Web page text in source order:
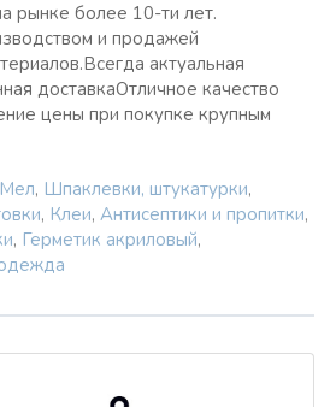
рынке более 10-ти лет.
и продажей
актуальная
доставкаОтличное качество
цены при покупке крупным
Мел, Шпаклевки, штукатурки,
, Клеи, Антисептики и пропитки,
, Герметик акриловый,